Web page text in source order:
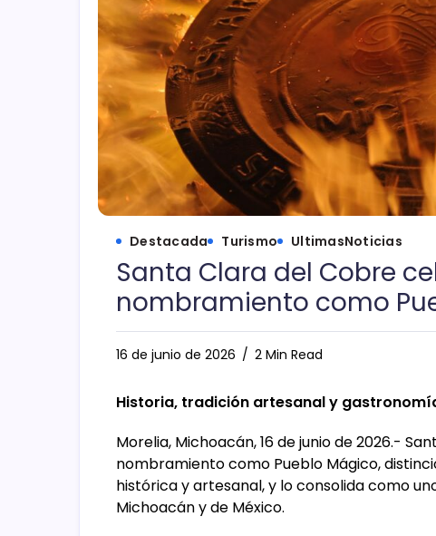
Destacada Turismo UltimasNoticias
Santa Clara del Cobre
nombramiento como
16 de junio de 2026 2 Min Read
Historia, tradición artesanal y
Morelia, Michoacán, 16 de junio de 2026.-
nombramiento como Pueblo Mágico,
histórica y artesanal, y lo consolida como
Michoacán y de México.